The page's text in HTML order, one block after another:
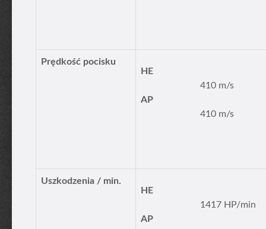
Prędkość pocisku
HE
410 m/s
AP
410 m/s
Uszkodzenia / min.
HE
1417 HP/min
AP